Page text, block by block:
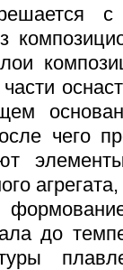
чего
до